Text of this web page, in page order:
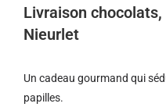
Livraison
Nieurlet
Un cadeau gourmand qui
papilles.